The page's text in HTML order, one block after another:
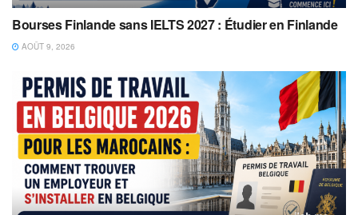
Bourses Finlande sans IELTS 2027 : Étudier en Finlande
AOÛT 9, 2026